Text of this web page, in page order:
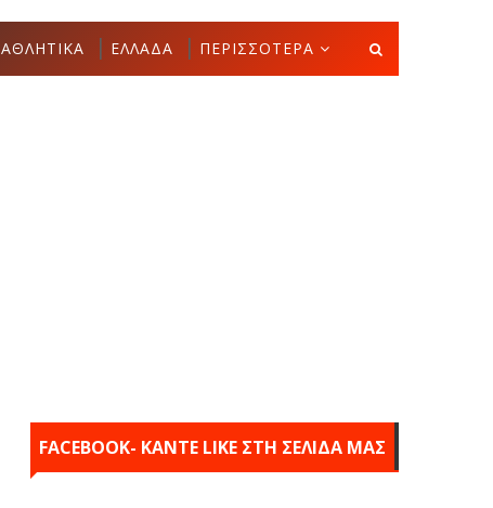
ΑΘΛΗΤΙΚΑ ΕΛΛΑΔΑ ΠΕΡΙΣΣΟΤΕΡΑ
FACEBOOK- KANTE LIKE ΣΤΗ ΣΕΛΙΔΑ ΜΑΣ